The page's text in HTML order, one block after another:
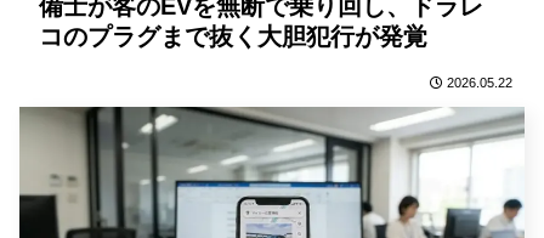
備士が客のEVを無断で乗り回し、ドラレ
コのプラグまで抜く大胆犯行が発覚
2026.05.22